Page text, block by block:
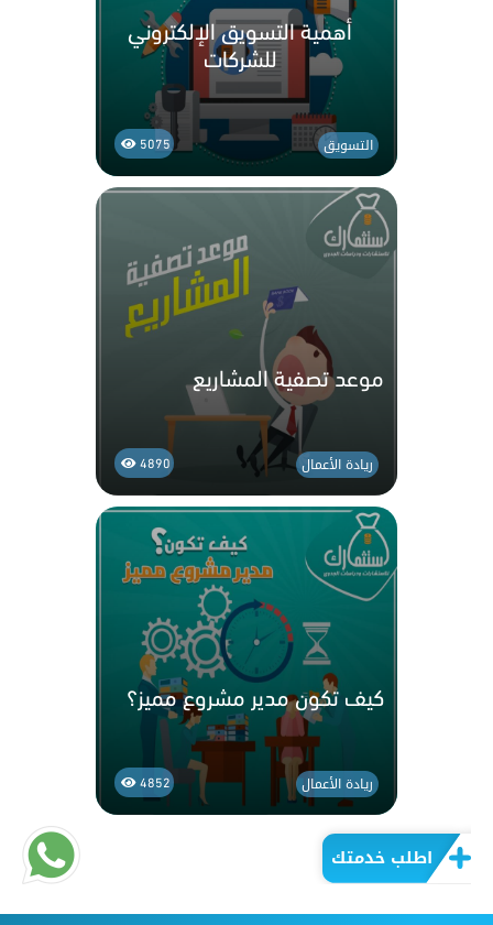
اطلب خدمتك
أهمية التسويق الإلكتروني
للشركات
5075 التسويق
موعد تصفية المشاريع
4890 ريادة الأعمال
كيف تكون مدير مشروع مميز؟
4852 ريادة الأعمال